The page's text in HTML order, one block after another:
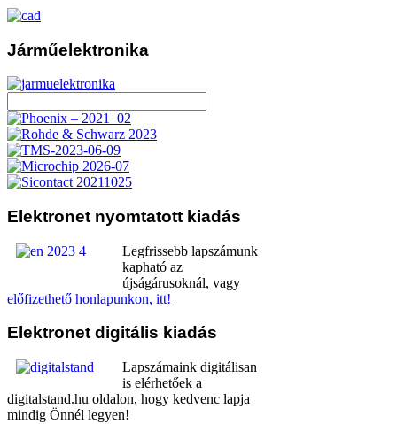
Járműelektronika
Elektronet nyomtatott kiadás
Legfrissebb lapszámunk
kapható az
újságárusoknál, vagy
előfizethető honlapunkon, itt!
Elektronet digitális kiadás
Lapszámaink digitálisan
is elérhetőek a
digitalstand.hu oldalon, hogy kedvenc lapja
mindig Önnél legyen!